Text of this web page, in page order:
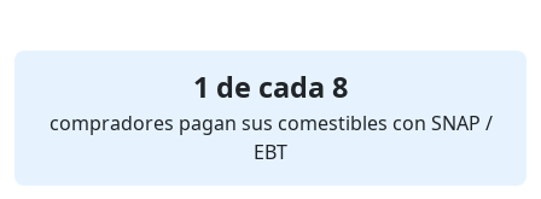
1 de cada 8
compradores pagan sus comestibles con SNAP /
EBT